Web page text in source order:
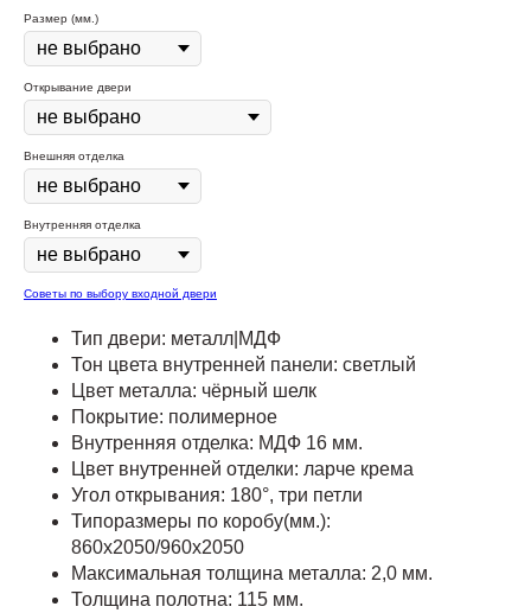
Размер (мм.)
Открывание двери
Внешняя отделка
Внутренняя отделка
Советы по выбору входной двери
Тип двери: металл|МДФ
Тон цвета внутренней панели: светлый
Цвет металла: чёрный шелк
Покрытие: полимерное
Внутренняя отделка: МДФ 16 мм.
Цвет внутренней отделки: ларче крема
Угол открывания: 180°, три петли
Типоразмеры по коробу(мм.):
860х2050/960х2050
Максимальная толщина металла: 2,0 мм.
Толщина полотна: 115 мм.